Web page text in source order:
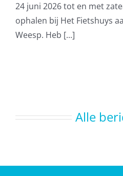
24 juni 2026 tot en met
ophalen bij Het Fietshuys
Weesp. Heb [...]
Alle